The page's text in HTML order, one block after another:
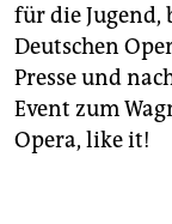
für die Jugend,
Deutschen
Presse und
Event zum
Opera, like it!